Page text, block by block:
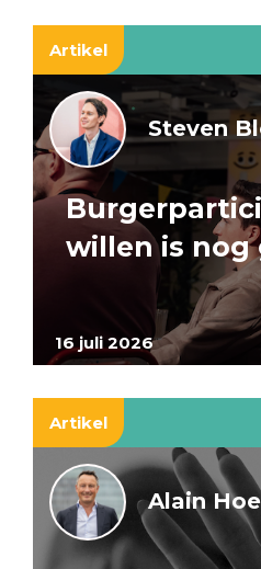
Artikel
16 juli 2026
Steven
willen is nog
Artikel
Alain